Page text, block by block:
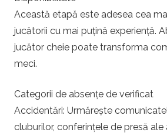
Această etapă este adesea cea
jucătorii cu mai puțină experiență.
jucător cheie poate transforma
meci.
Categorii de absențe de verificat
Accidentări: Urmărește
cluburilor, conferințele de presă ale